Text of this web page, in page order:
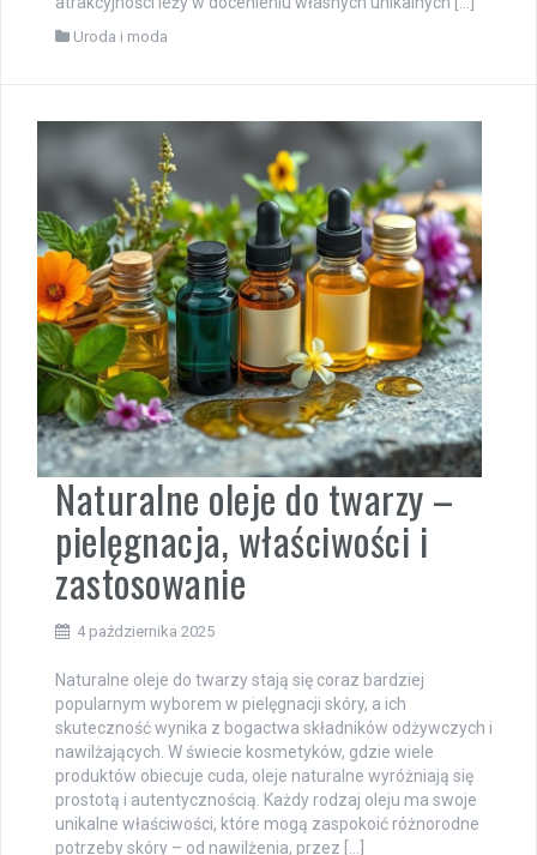
Uroda i moda
Naturalne oleje do twarzy –
pielęgnacja, właściwości i
zastosowanie
4 października 2025
Naturalne oleje do twarzy stają się coraz bardziej
popularnym wyborem w pielęgnacji skóry, a ich
skuteczność wynika z bogactwa składników odżywczych i
nawilżających. W świecie kosmetyków, gdzie wiele
produktów obiecuje cuda, oleje naturalne wyróżniają się
prostotą i autentycznością. Każdy rodzaj oleju ma swoje
unikalne właściwości, które mogą zaspokoić różnorodne
potrzeby skóry – od nawilżenia, przez […]